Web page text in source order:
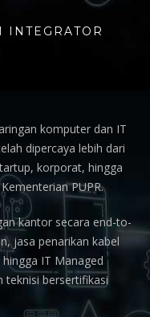
INTEGRATOR
komputer dan IT
dipercaya lebih dari
korporat, hingga
PUPR.
kantor secara end-to-
jasa penarikan kabel
IT Managed
teknisi bersertifikasi